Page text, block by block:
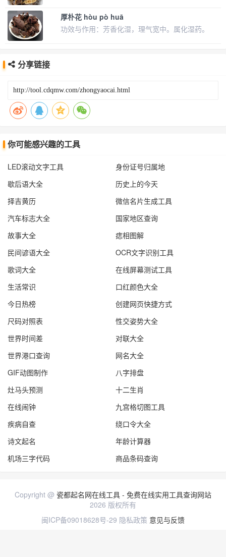
厚朴花 hòu pò huā
功效与作用：芳香化湿，理气宽中。属化湿药。
分享链接
你可能感兴趣的工具
LED滚动文字工具
身份证号归属地
歇后语大全
历史上的今天
择吉黄历
微信名片生成工具
汽车标志大全
国家地区查询
故事大全
痣相图解
民间谚语大全
OCR文字识别工具
歌词大全
在线屏幕测试工具
生活常识
口红颜色大全
今日热榜
创建网页快捷方式
尺码对照表
性交姿势大全
世界时间差
对联大全
世界港口查询
网名大全
GIF动图制作
八字排盘
灶马头预测
十二生肖
在线闹钟
九宫格切图工具
疾病自查
绕口令大全
诗文起名
年龄计算器
机场三字代码
商品条码查询
Copyright @ 瓷都起名网在线工具 - 免费在线实用工具查询网站
2026 版权所有
闽ICP备09018628号-29 隐私政策 意见与反馈